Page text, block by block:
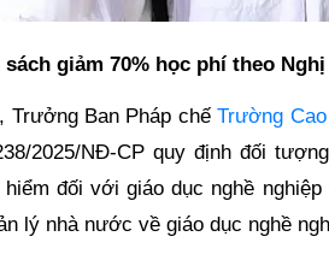
giảm 70% học phí theo Nghị
Trưởng Ban Pháp chếTrường
2025/NĐ-CP quy định đối
đối với giáo dục nghề
lý nhà nước về giáo dục nghề